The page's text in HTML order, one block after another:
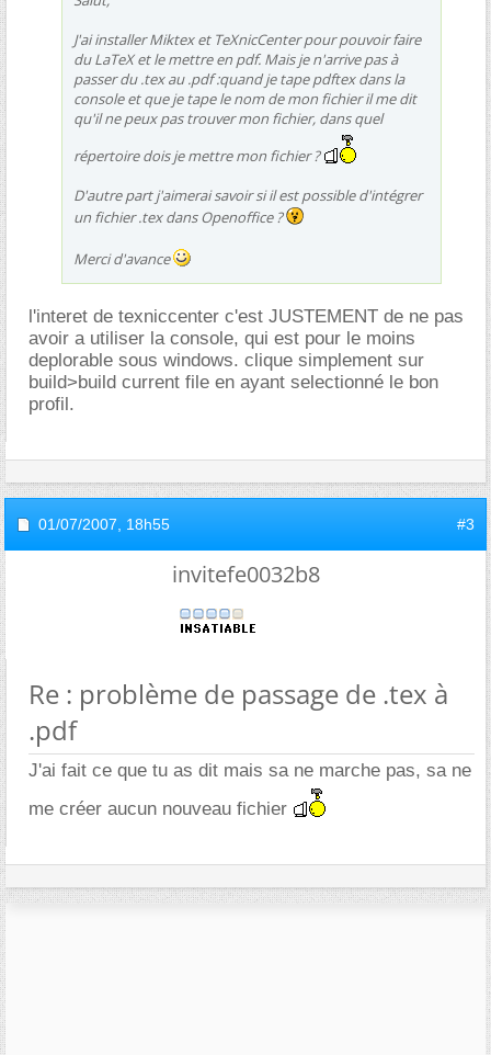
J'ai installer Miktex et TeXnicCenter pour pouvoir faire
du LaTeX et le mettre en pdf. Mais je n'arrive pas à
passer du .tex au .pdf :quand je tape pdftex dans la
console et que je tape le nom de mon fichier il me dit
qu'il ne peux pas trouver mon fichier, dans quel
répertoire dois je mettre mon fichier ?
D'autre part j'aimerai savoir si il est possible d'intégrer
un fichier .tex dans Openoffice ?
Merci d'avance
l'interet de texniccenter c'est JUSTEMENT de ne pas
avoir a utiliser la console, qui est pour le moins
deplorable sous windows. clique simplement sur
build>build current file en ayant selectionné le bon
profil.
01/07/2007, 18h55 #3
invitefe0032b8
Re : problème de passage de .tex à
.pdf
J'ai fait ce que tu as dit mais sa ne marche pas, sa ne
me créer aucun nouveau fichier